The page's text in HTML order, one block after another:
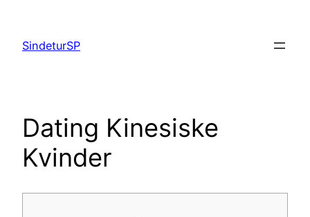
content
SindeturSP
Dating Kinesiske
Kvinder